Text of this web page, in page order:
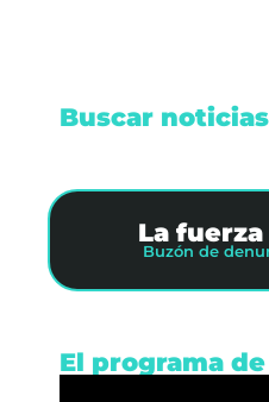
Buscar noticias
La
Buzón de
El programa